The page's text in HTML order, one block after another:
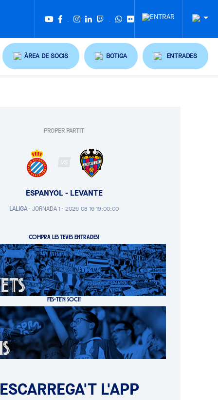
ÀREA DE SOCIS BOTIGA ENTRADES
PROPER PARTIT
VS
ESPANYOL - LEVANTE
LALIGA· JORNADA 1 · 2026-08-16 19:00:00
COMPRA LES TEVES ENTRADES!
FES-TE'N SOCI!
L'APP